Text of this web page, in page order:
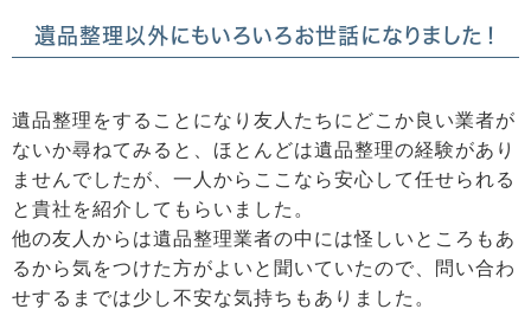
遺品整理以外にもいろいろお世話になりました！
遺品整理をすることになり友人たちにどこか良い業者が
ないか尋ねてみると、ほとんどは遺品整理の経験があり
ませんでしたが、一人からここなら安心して任せられる
と貴社を紹介してもらいました。
他の友人からは遺品整理業者の中には怪しいところもあ
るから気をつけた方がよいと聞いていたので、問い合わ
せするまでは少し不安な気持ちもありました。